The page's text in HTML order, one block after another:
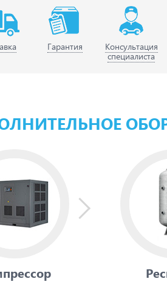
Гарантия
Консультация
специалиста